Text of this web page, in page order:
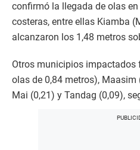
confirmó la llegada de olas
costeras, entre ellas Kiamba
alcanzaron los 1,48 metros
Otros municipios impactados
olas de 0,84 metros),
Mai (0,21) y Tandag (0,09),